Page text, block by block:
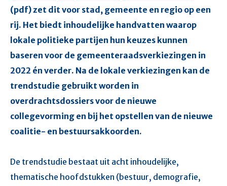
(pdf) zet dit voor stad, gemeente en regio op een
rij. Het biedt inhoudelijke handvatten waarop
lokale politieke partijen hun keuzes kunnen
baseren voor de gemeenteraadsverkiezingen in
2022 én verder. Na de lokale verkiezingen kan de
trendstudie gebruikt worden in
overdrachtsdossiers voor de nieuwe
collegevorming en bij het opstellen van de nieuwe
coalitie- en bestuursakkoorden.
De trendstudie bestaat uit acht inhoudelijke,
thematische hoofdstukken (bestuur, demografie,